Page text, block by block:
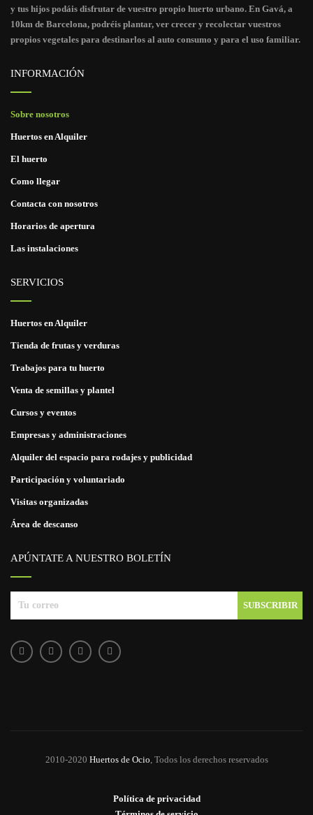
y tus hijos podáis disfrutar de vuestro propio huerto urbano. En Gavá, a
10km de Barcelona, podréis plantar, ver crecer y recolectar vuestros
propios vegetales para destinarlos al auto consumo y para el uso familiar.
INFORMACIÓN
Sobre nosotros
Huertos en Alquiler
El huerto
Como llegar
Contacta con nosotros
Horarios de apertura
Las instalaciones
SERVICIOS
Huertos en Alquiler
Tienda de frutas y verduras
Trabajos para tu huerto
Venta de semillas y plantel
Cursos y eventos
Empresas y administraciones
Alquiler del espacio para rodajes y publicidad
Participación y voluntariado
Visitas organizadas
Área de descanso
APÚNTATE A NUESTRO BOLETÍN
2010-2020 Huertos de Ocio , Todos los derechos reservados
Política de privacidad